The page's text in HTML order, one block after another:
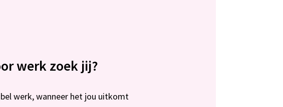
werk zoek jij?
werk, wanneer het jou uitkomt